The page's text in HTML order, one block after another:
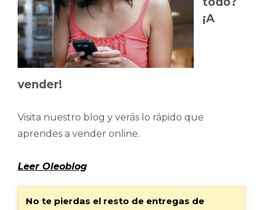
¡A
vender!
Visita nuestro blog y verás lo rápido que
aprendes a vender online.
Leer Oleoblog
No te pierdas el resto de entregas de